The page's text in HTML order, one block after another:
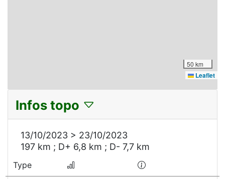
50 km
Leaflet
Infos topo
13/10/2023 > 23/10/2023
197 km ; D+ 6,8 km ; D- 7,7 km
Type